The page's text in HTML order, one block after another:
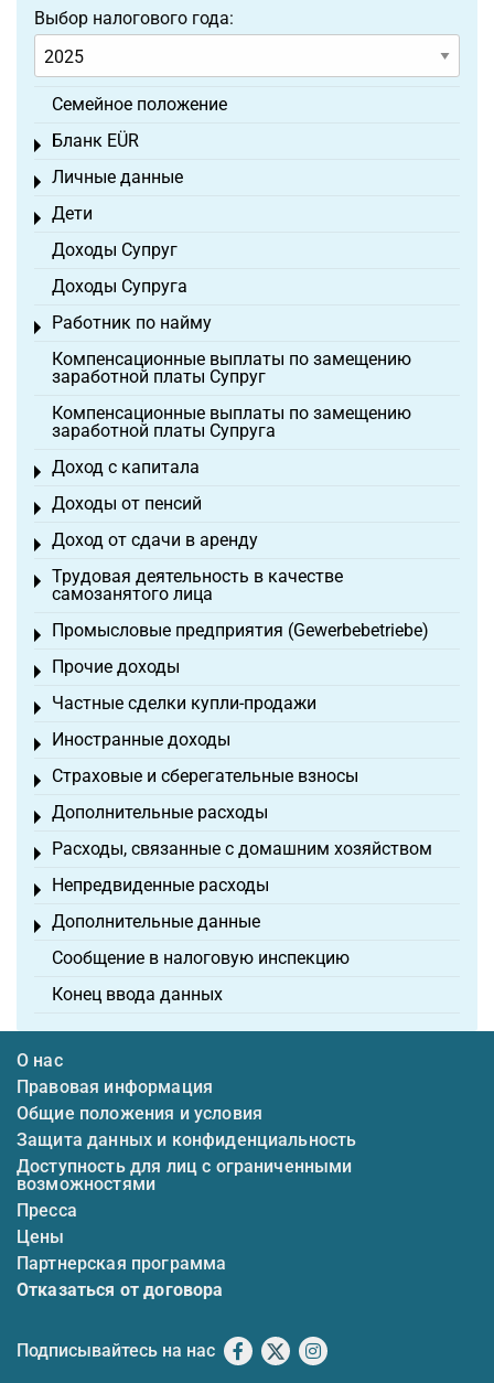
Выбор налогового года:
Семейное положение
Бланк EÜR
Toggle menu
Личные данные
Toggle menu
Дети
Toggle menu
Доходы Супруг
Доходы Супруга
Работник по найму
Toggle menu
Компенсационные выплаты по замещению
заработной платы Супруг
Компенсационные выплаты по замещению
заработной платы Супруга
Доход с капитала
Toggle menu
Доходы от пенсий
Toggle menu
Доход от сдачи в аренду
Toggle menu
Трудовая деятельность в качестве
самозанятого лица
Toggle menu
Промысловые предприятия (Gewerbebetriebe)
Toggle menu
Прочие доходы
Toggle menu
Частные сделки купли-продажи
Toggle menu
Иностранные доходы
Toggle menu
Страховые и сберегательные взносы
Toggle menu
Дополнительные расходы
Toggle menu
Расходы, связанные с домашним хозяйством
Toggle menu
Непредвиденные расходы
Toggle menu
Дополнительные данные
Toggle menu
Сообщение в налоговую инспекцию
Конец ввода данных
О нас
Правовая информация
Общие положения и условия
Защита данных и конфиденциальность
Доступность для лиц с ограниченными
возможностями
Пресса
Цены
Партнерская программа
Отказаться от договора
Подписывайтесь на нас Facebook
X Instagram